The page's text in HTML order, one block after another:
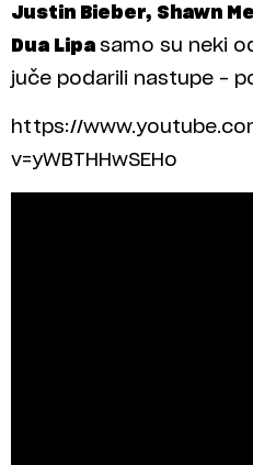
Justin Bieber, Shawn
Dua Lipa samo su neki
juče podarili nastupe –
https://
v=yWBTHHwSEHo